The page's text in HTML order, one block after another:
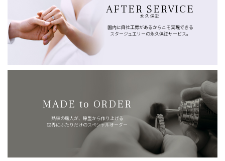
AFTER SERVICE
永久保証
国内に自社工房があるからこそ実現できる
スタージュエリーの永久保証サービス。
MADE to ORDER
熟練の職人が、原型から作り上げる
世界にふたりだけのスペシャルオーダー